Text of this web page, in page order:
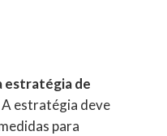
estratégia de
estratégia deve
para